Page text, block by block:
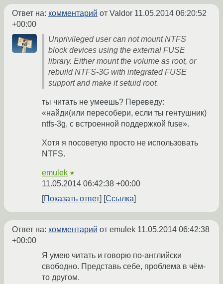
Ответ на: комментарий от Valdor 11.05.2014 06:20:52
+00:00
Unprivileged user can not mount NTFS
block devices using the external FUSE
library. Either mount the volume as root, or
rebuild NTFS-3G with integrated FUSE
support and make it setuid root.
ты читать не умеешь? Переведу:
«найди(или пересобери, если ты гентушник)
ntfs-3g, с встроенной поддержкой fuse».
Хотя я посоветую просто не использовать
NTFS.
emulek ★
11.05.2014 06:42:38 +00:00
Показать ответ
Ссылка
Ответ на: комментарий от emulek 11.05.2014 06:42:38
+00:00
Я умею читать и говорю по-английски
свободно. Представь себе, проблема в чём-
то другом.